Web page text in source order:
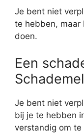
Je bent niet
te hebben, maar
doen.
Een
Je bent niet
bij je te hebben
verstandig om te